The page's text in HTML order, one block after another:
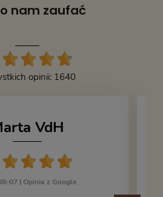
nam zaufać
opinii: 1640
VdH
07 | Opinia z Google